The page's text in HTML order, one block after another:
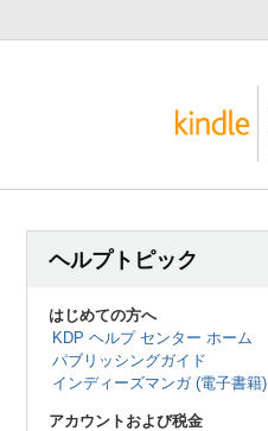
ヘルプトピック
はじめての方へ
KDP ヘルプ センター ホーム
パブリッシングガイド
インディーズマンガ (電子書籍)
アカウントおよび税金